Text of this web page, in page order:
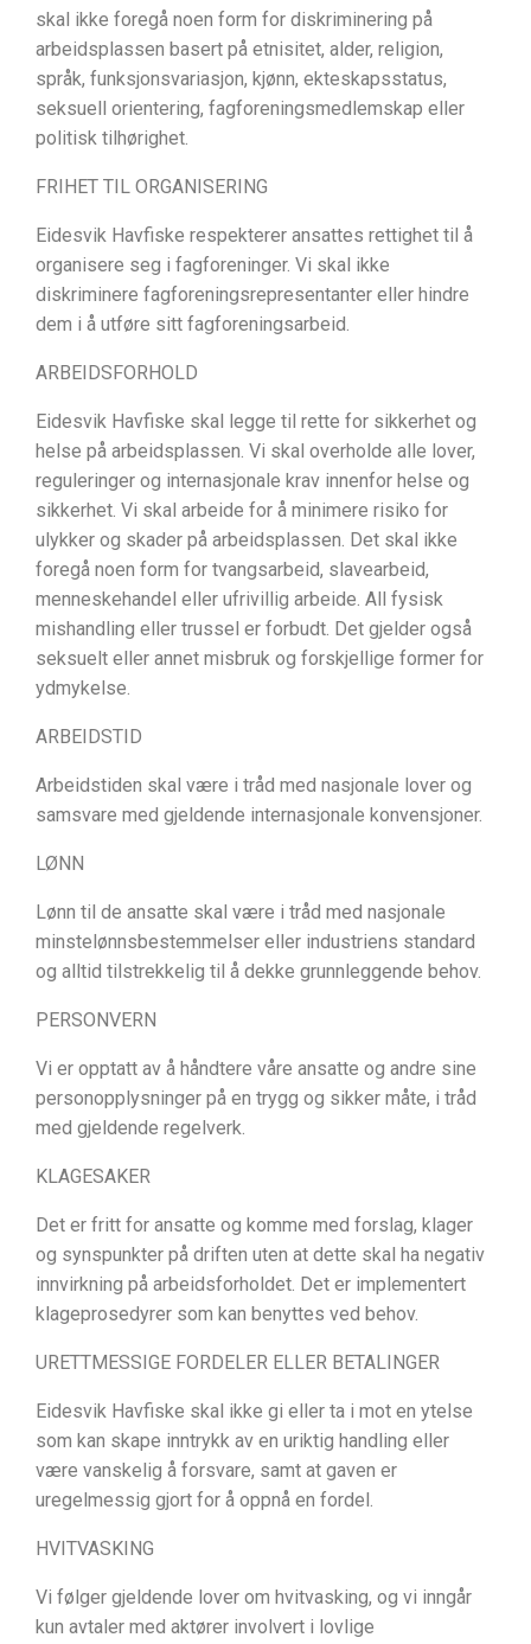
skal ikke foregå noen form for diskriminering på
arbeidsplassen basert på etnisitet, alder, religion,
språk, funksjonsvariasjon, kjønn, ekteskapsstatus,
seksuell orientering, fagforeningsmedlemskap eller
politisk tilhørighet.
FRIHET TIL ORGANISERING
Eidesvik Havfiske respekterer ansattes rettighet til å
organisere seg i fagforeninger. Vi skal ikke
diskriminere fagforeningsrepresentanter eller hindre
dem i å utføre sitt fagforeningsarbeid.
ARBEIDSFORHOLD
Eidesvik Havfiske skal legge til rette for sikkerhet og
helse på arbeidsplassen. Vi skal overholde alle lover,
reguleringer og internasjonale krav innenfor helse og
sikkerhet. Vi skal arbeide for å minimere risiko for
ulykker og skader på arbeidsplassen. Det skal ikke
foregå noen form for tvangsarbeid, slavearbeid,
menneskehandel eller ufrivillig arbeide. All fysisk
mishandling eller trussel er forbudt. Det gjelder også
seksuelt eller annet misbruk og forskjellige former for
ydmykelse.
ARBEIDSTID
Arbeidstiden skal være i tråd med nasjonale lover og
samsvare med gjeldende internasjonale konvensjoner.
LØNN
Lønn til de ansatte skal være i tråd med nasjonale
minstelønnsbestemmelser eller industriens standard
og alltid tilstrekkelig til å dekke grunnleggende behov.
PERSONVERN
Vi er opptatt av å håndtere våre ansatte og andre sine
personopplysninger på en trygg og sikker måte, i tråd
med gjeldende regelverk.
KLAGESAKER
Det er fritt for ansatte og komme med forslag, klager
og synspunkter på driften uten at dette skal ha negativ
innvirkning på arbeidsforholdet. Det er implementert
klageprosedyrer som kan benyttes ved behov.
URETTMESSIGE FORDELER ELLER BETALINGER
Eidesvik Havfiske skal ikke gi eller ta i mot en ytelse
som kan skape inntrykk av en uriktig handling eller
være vanskelig å forsvare, samt at gaven er
uregelmessig gjort for å oppnå en fordel.
HVITVASKING
Vi følger gjeldende lover om hvitvasking, og vi inngår
kun avtaler med aktører involvert i lovlige